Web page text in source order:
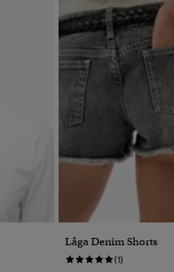
Låga Denim Shorts
(1)